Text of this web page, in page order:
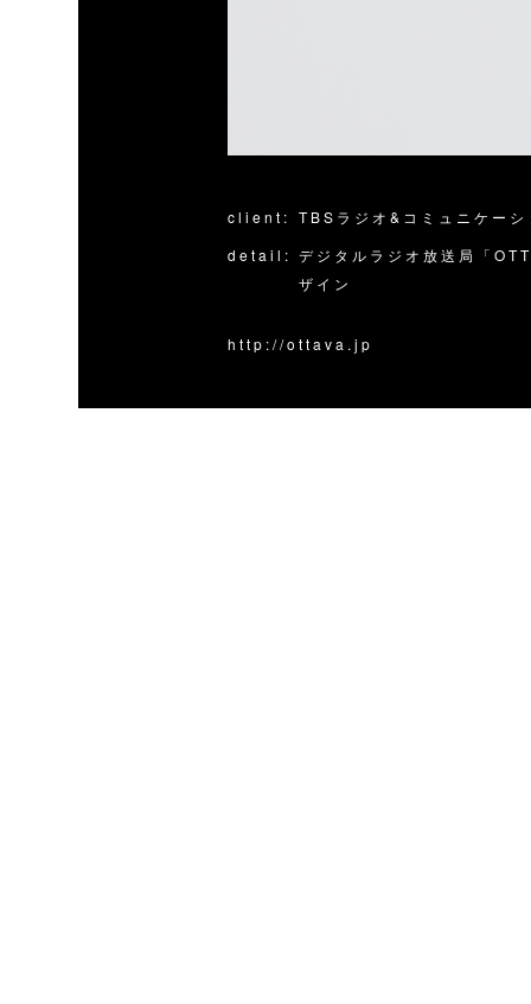
client: TBSラジオ&コミュニケーシ
detail: デジタルラジオ放送局「
ザイン
http://ottava.jp